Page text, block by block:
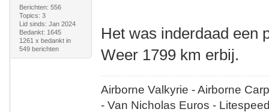
Berichten: 556
Topics: 3
Lid sinds: Jan 2024
Bedankt: 1645
1261 x bedankt in
549 berichten
Het was inderdaad een
Weer 1799 km erbij.
Airborne Valkyrie - Airborne
- Van Nicholas Euros -